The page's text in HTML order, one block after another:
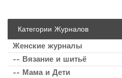
Категории Журналов
Женские журналы
-- Вязание и шитьё
-- Мама и Дети